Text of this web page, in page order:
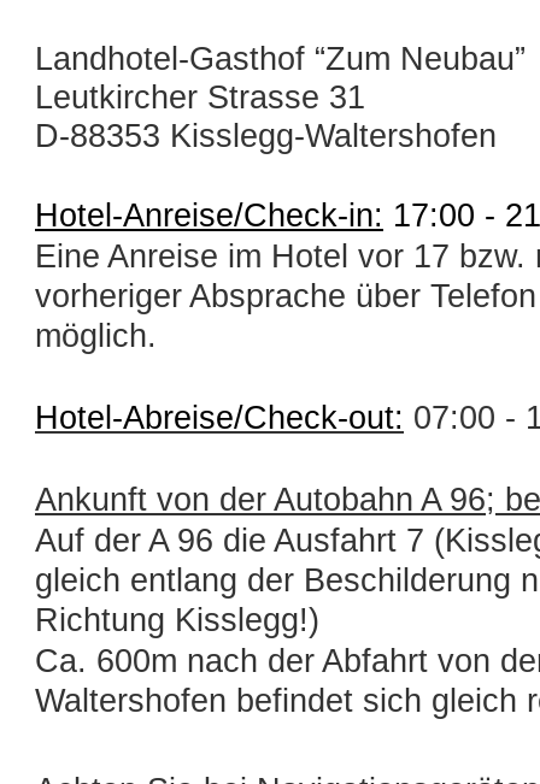
Landhotel-Gasthof “Zum Neubau”
Leutkircher Strasse 31
D-88353 Kisslegg-Waltershofen
Hotel-Anreise/Check-in: 17:00 -
Eine Anreise im Hotel vor 17
vorheriger Absprache über
möglich.
Hotel-Abreise/Check-out: 07:00 -
Ankunft von der Autobahn A 96;
Auf der A 96 die Ausfahrt 7
gleich entlang der Beschilderung
Richtung Kisslegg!)
Ca. 600m nach der Abfahrt von
Waltershofen befindet sich gleich